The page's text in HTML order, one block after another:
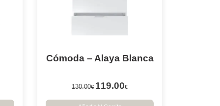
Cómoda – Alaya Blanca
130.00€ 119.00€